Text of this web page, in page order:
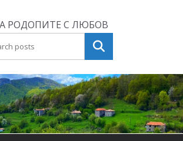
РОДОПИТЕ С ЛЮБОВ
Търсене